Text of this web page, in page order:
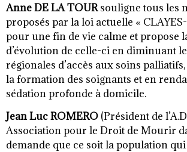
Anne DE LA TOURsouligne tous les
proposés par la loi actuelle «
pour une fin de vie calme et propose
d’évolution de celle-ci en diminuant
régionales d’accès aux soins
la formation des soignants et en
sédation profonde à domicile.
Jean Luc ROMERO (Président de
Association pour le Droit de Mourir
demande que ce soit la population qui